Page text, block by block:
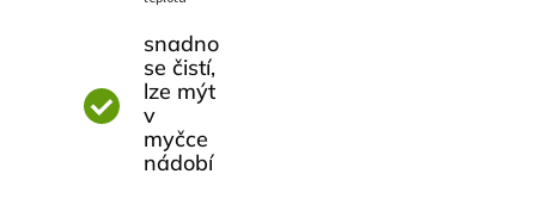
snadno
se čistí,
lze mýt
v
myčce
nádobí